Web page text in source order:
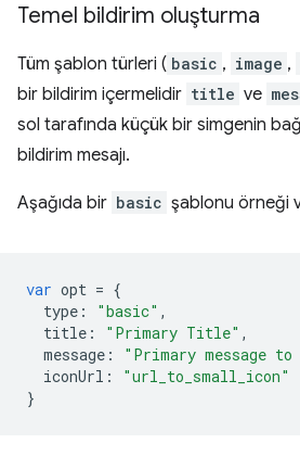
Temel bildirim oluşturma
Tüm şablon türleri ( basic , image ,
bir bildirim içermelidir title ve
sol tarafında küçük bir simgenin
bildirim mesajı.
Aşağıda bir basic şablonu örneği
var opt = {
type : "basic" ,
title : "Primary Title" ,
message : "Primary message
iconUrl :
"url_to_small_icon"
}